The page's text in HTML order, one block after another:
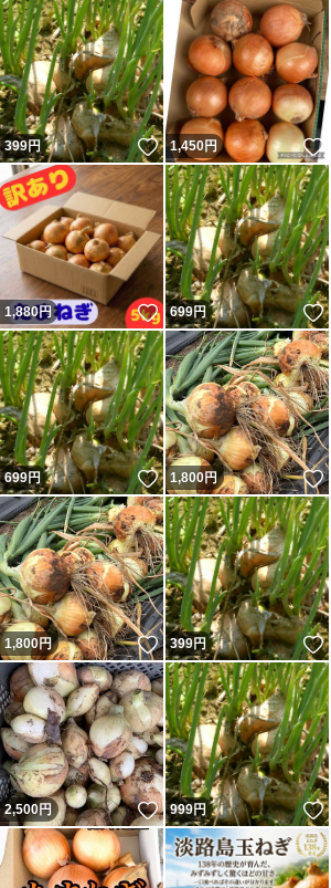
399円 いいね！
1,450円
1,880円 いいね！
699円
699円 いいね！
1,800円
1,800円 いいね！
399円
2,500円 いいね！
999円